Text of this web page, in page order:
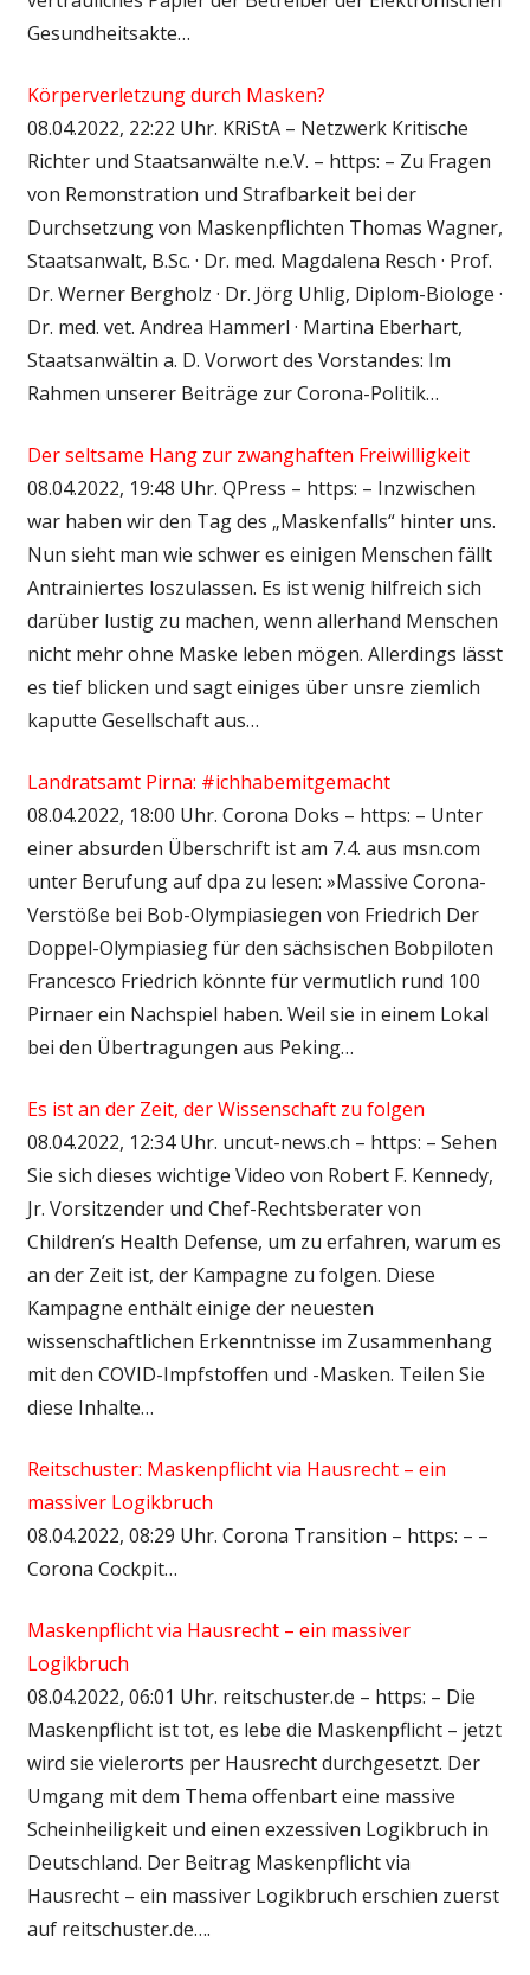
Gesundheitsakte…
Körperverletzung durch Masken?
08.04.2022, 22:22 Uhr. KRiStA – Netzwerk Kritische
Richter und Staatsanwälte n.e.V. – https: – Zu Fragen
von Remonstration und Strafbarkeit bei der
Durchsetzung von Maskenpflichten Thomas Wagner,
Staatsanwalt, B.Sc. · Dr. med. Magdalena Resch · Prof.
Dr. Werner Bergholz · Dr. Jörg Uhlig, Diplom-Biologe ·
Dr. med. vet. Andrea Hammerl · Martina Eberhart,
Staatsanwältin a. D. Vorwort des Vorstandes: Im
Rahmen unserer Beiträge zur Corona-Politik…
Der seltsame Hang zur zwanghaften Freiwilligkeit
08.04.2022, 19:48 Uhr. QPress – https: – Inzwischen
war haben wir den Tag des „Maskenfalls“ hinter uns.
Nun sieht man wie schwer es einigen Menschen fällt
Antrainiertes loszulassen. Es ist wenig hilfreich sich
darüber lustig zu machen, wenn allerhand Menschen
nicht mehr ohne Maske leben mögen. Allerdings lässt
es tief blicken und sagt einiges über unsre ziemlich
kaputte Gesellschaft aus…
Landratsamt Pirna: #ichhabemitgemacht
08.04.2022, 18:00 Uhr. Corona Doks – https: – Unter
einer absurden Überschrift ist am 7.4. aus msn.com
unter Berufung auf dpa zu lesen: »Massive Corona-
Verstöße bei Bob-Olympiasiegen von Friedrich Der
Doppel-Olympiasieg für den sächsischen Bobpiloten
Francesco Friedrich könnte für vermutlich rund 100
Pirnaer ein Nachspiel haben. Weil sie in einem Lokal
bei den Übertragungen aus Peking…
Es ist an der Zeit, der Wissenschaft zu folgen
08.04.2022, 12:34 Uhr. uncut-news.ch – https: – Sehen
Sie sich dieses wichtige Video von Robert F. Kennedy,
Jr. Vorsitzender und Chef-Rechtsberater von
Children’s Health Defense, um zu erfahren, warum es
an der Zeit ist, der Kampagne zu folgen. Diese
Kampagne enthält einige der neuesten
wissenschaftlichen Erkenntnisse im Zusammenhang
mit den COVID-Impfstoffen und -Masken. Teilen Sie
diese Inhalte…
Reitschuster: Maskenpflicht via Hausrecht – ein
massiver Logikbruch
08.04.2022, 08:29 Uhr. Corona Transition – https: – –
Corona Cockpit…
Maskenpflicht via Hausrecht – ein massiver
Logikbruch
08.04.2022, 06:01 Uhr. reitschuster.de – https: – Die
Maskenpflicht ist tot, es lebe die Maskenpflicht – jetzt
wird sie vielerorts per Hausrecht durchgesetzt. Der
Umgang mit dem Thema offenbart eine massive
Scheinheiligkeit und einen exzessiven Logikbruch in
Deutschland. Der Beitrag Maskenpflicht via
Hausrecht – ein massiver Logikbruch erschien zuerst
auf reitschuster.de….